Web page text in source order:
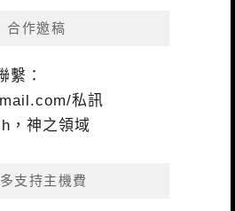
合作邀稿
繫：
/私訊
，神之領域
支持主機費